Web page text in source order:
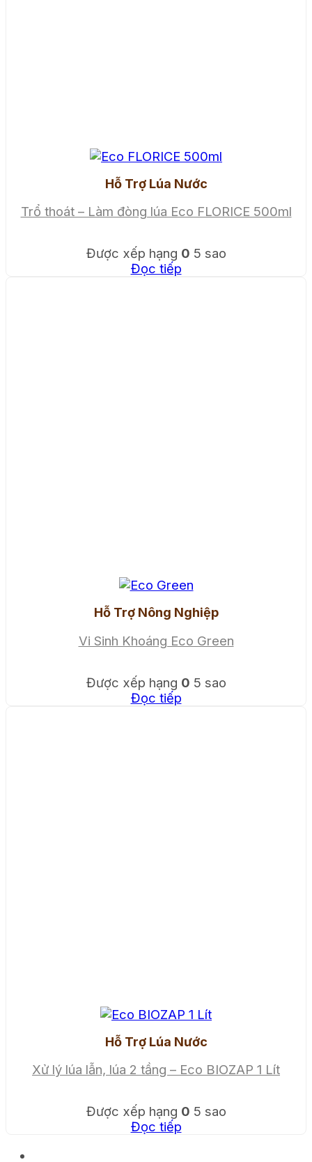
Hỗ Trợ Lúa Nước
Trổ thoát – Làm đòng lúa Eco FLORICE 500ml
Được xếp hạng 0 5 sao
Đọc tiếp
Hỗ Trợ Nông Nghiệp
Vi Sinh Khoáng Eco Green
Được xếp hạng 0 5 sao
Đọc tiếp
Hỗ Trợ Lúa Nước
Xử lý lúa lẫn, lúa 2 tầng – Eco BIOZAP 1 Lít
Được xếp hạng 0 5 sao
Đọc tiếp